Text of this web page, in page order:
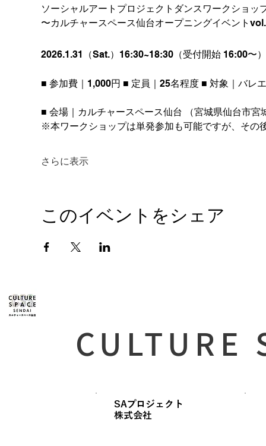
ソーシャルアートプロジェクトダンスワークショッ
〜カルチャースペース仙台オープニングイベント
2026.1.31（Sat.）16:30~18:30（受付開始 16:00〜）
■ 参加費｜1,000円 ■ 定員｜25名程度 ■ 対象｜バレ
■ 会場｜カルチャースペース仙台 （宮城県仙台市
※本ワークショップは単発参加も可能ですが、その
さらに表示
このイベントをシェア
CULTURE
SAプロジェクト
​株式会社